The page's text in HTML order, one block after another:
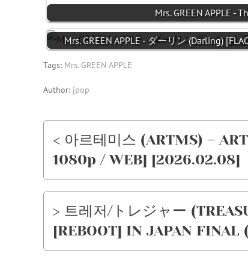
Mrs. GREEN APPLE -
Mrs. GREEN APPLE - ダーリン (Darling)
Tags: Mrs. GREEN APPLE
Author: jpop
< 아르테미스 (ARTMS) –
1080p / WEB] [2026.02.08]
> 트레저/トレジャー
[REBOOT] IN JAPAN